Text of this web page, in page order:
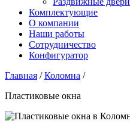
Комплектующие
О компании
Наши работы
Сотрудничество
Конфигуратор
Главная / Коломна /
Пластиковые окна